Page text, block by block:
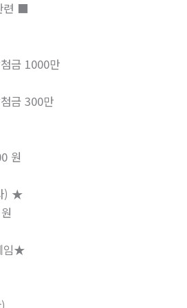
련 ■
금 1000만
금 300만
원
) ★
임★